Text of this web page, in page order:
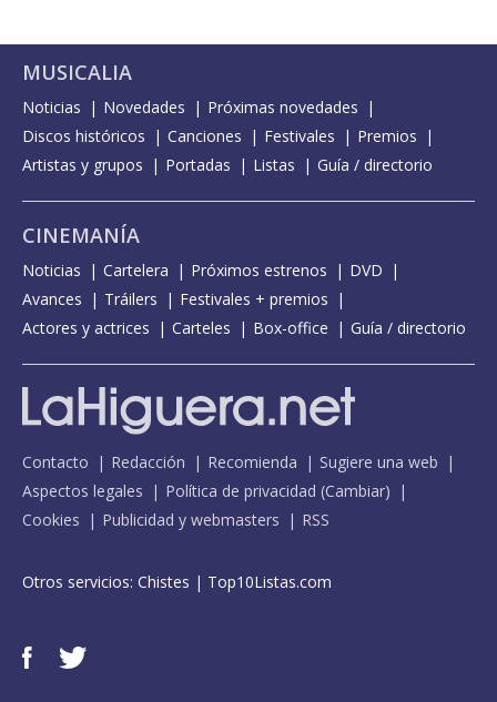
MUSICALIA
Noticias Novedades
Próximas novedades
Discos históricos
Canciones Festivales
Premios
Artistas y grupos
Portadas Listas Guía / directorio
CINEMANÍA
Noticias Cartelera Próximos estrenos
DVD
Avances
Tráilers
Festivales + premios
Actores y actrices
Carteles Box-office Guía / directorio
Contacto Redacción Recomienda
Sugiere una web
Aspectos legales
Política de privacidad (Cambiar)
Cookies
Publicidad y webmasters RSS
Otros servicios: Chistes | Top10Listas.com